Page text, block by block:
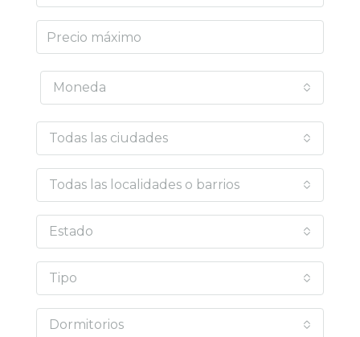
Moneda
Todas las ciudades
Todas las localidades o barrios
Estado
Tipo
Dormitorios